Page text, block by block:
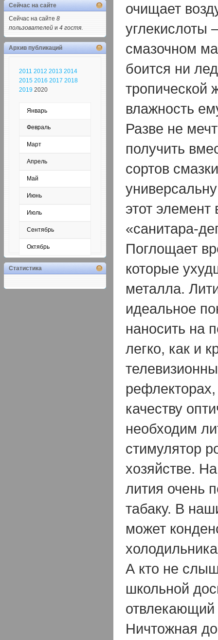
очищает
углекислоты
смазочном
боится ни
тропической
влажность
Разве не
получить
сортов
этот
«санитара-
Поглощает
которые
металла.
идеальное
наносить на
легко, как и
качеству
необходим
стимулятор
хозяйстве.
лития очень
табаку. В
может
А кто не
школьной
Ничтожная
Сейчас на сайте
Сейчас на сайте 8
пользователей и 4 гостя.
Архив публикаций
2011 2012 2013 2014
2015 2016 2017 2018
2019 2020
Январь
Февраль
Март
Апрель
Май
Июнь
Июль
Сентябрь
Октябрь
Статистика